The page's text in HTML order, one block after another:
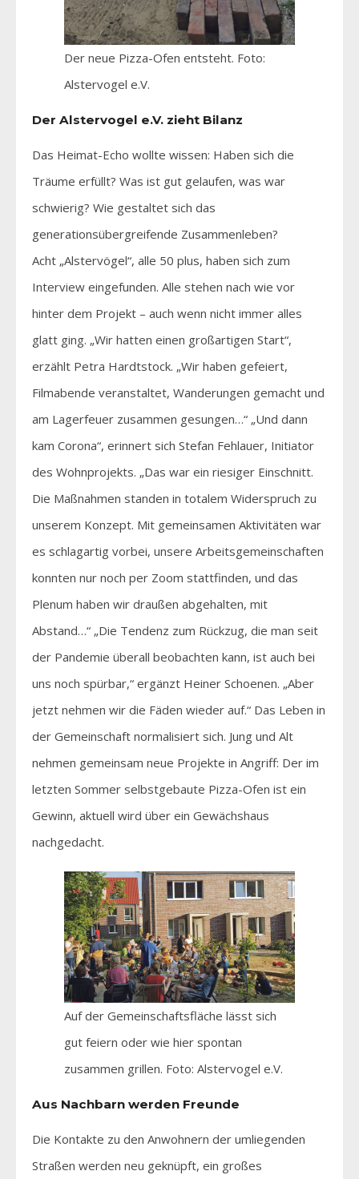
Der neue Pizza-Ofen entsteht. Foto:
Alstervogel e.V.
Der Alstervogel e.V. zieht Bilanz
Das Heimat-Echo wollte wissen: Haben sich die
Träume erfüllt? Was ist gut gelaufen, was war
schwierig? Wie gestaltet sich das
generationsübergreifende Zusammenleben?
Acht „Alstervögel“, alle 50 plus, haben sich zum
Interview eingefunden. Alle stehen nach wie vor
hinter dem Projekt – auch wenn nicht immer alles
glatt ging. „Wir hatten einen großartigen Start“,
erzählt Petra Hardtstock. „Wir haben gefeiert,
Filmabende veranstaltet, Wanderungen gemacht und
am Lagerfeuer zusammen gesungen…“ „Und dann
kam Corona“, erinnert sich Stefan Fehlauer, Initiator
des Wohnprojekts. „Das war ein riesiger Einschnitt.
Die Maßnahmen standen in totalem Widerspruch zu
unserem Konzept. Mit gemeinsamen Aktivitäten war
es schlagartig vorbei, unsere Arbeitsgemeinschaften
konnten nur noch per Zoom stattfinden, und das
Plenum haben wir draußen abgehalten, mit
Abstand…“ „Die Tendenz zum Rückzug, die man seit
der Pandemie überall beobachten kann, ist auch bei
uns noch spürbar,“ ergänzt Heiner Schoenen. „Aber
jetzt nehmen wir die Fäden wieder auf.“ Das Leben in
der Gemeinschaft normalisiert sich. Jung und Alt
nehmen gemeinsam neue Projekte in Angriff: Der im
letzten Sommer selbstgebaute Pizza-Ofen ist ein
Gewinn, aktuell wird über ein Gewächshaus
nachgedacht.
Auf der Gemeinschaftsfläche lässt sich
gut feiern oder wie hier spontan
zusammen grillen. Foto: Alstervogel e.V.
Aus Nachbarn werden Freunde
Die Kontakte zu den Anwohnern der umliegenden
Straßen werden neu geknüpft, ein großes